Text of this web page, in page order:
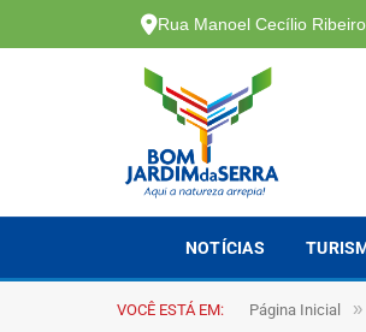
Rua Manoel Cecílio
NOTÍCIAS
VOCÊ ESTÁ EM: Página Inicial »